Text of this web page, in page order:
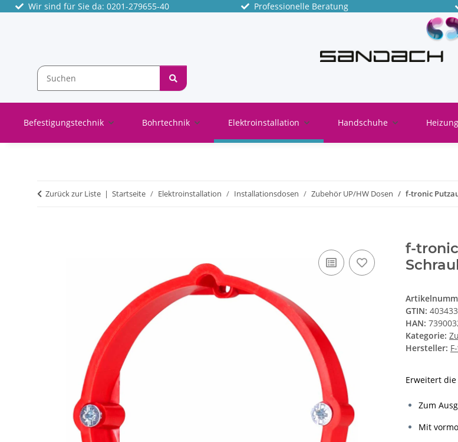
Wir sind für Sie da: 0201-279655-40 Professionelle Beratung
Befestigungstechnik Bohrtechnik Elektroinstallation Handschuhe
Zurück zur Liste Startseite Elektroinstallation Installationsdosen Zubehör UP/HW Dosen f-tronic
f-
GTIN:
HAN:
Kategorie:
Hersteller:
Erweitert
Zum
Mit